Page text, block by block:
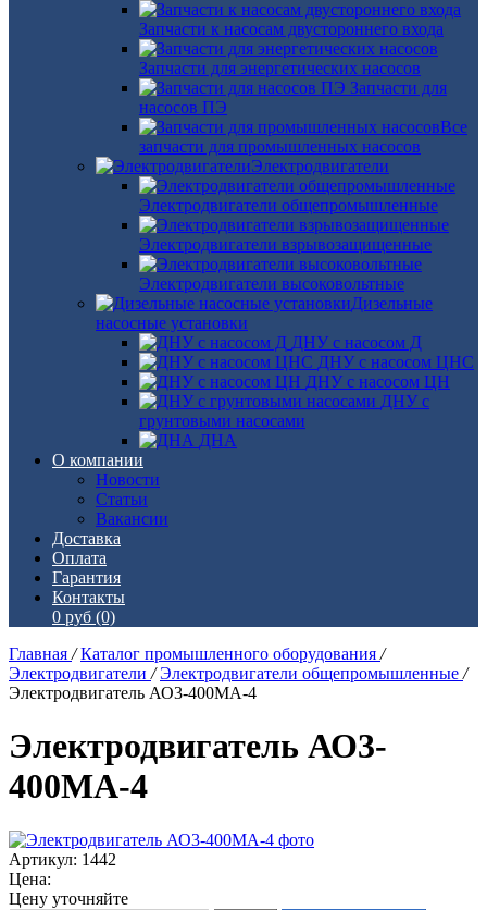
Запчасти к насосам двустороннего входа
Запчасти для энергетических насосов
Запчасти для
насосов ПЭ
Все
запчасти для промышленных насосов
Электродвигатели
Электродвигатели общепромышленные
Электродвигатели взрывозащищенные
Электродвигатели высоковольтные
Дизельные
насосные установки
ДНУ с насосом Д
ДНУ с насосом ЦНС
ДНУ с насосом ЦН
ДНУ с
грунтовыми насосами
ДНА
О компании
Новости
Статьи
Вакансии
Доставка
Оплата
Гарантия
Контакты
0 руб (0)
Главная / Каталог промышленного оборудования /
Электродвигатели / Электродвигатели общепромышленные /
Электродвигатель АО3-400МА-4
Электродвигатель АО3-
400МА-4
Артикул: 1442
Цена:
Цену уточняйте